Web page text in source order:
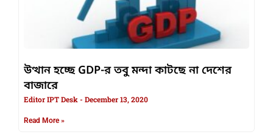
উত্থান হচ্ছে GDP-র তবু মন্দা কাটছে না দেশের
বাজারে
Editor IPT Desk December 13, 2020
Read More »